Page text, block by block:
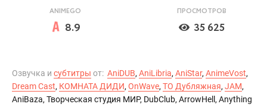
ANIMEGO
8.9
ПРОСМОТРОВ
35 625
Озвучка и субтитры от: AniDUB, AniLibria, AniStar, AnimeVost,
Dream Cast, КОМНАТА ДИДИ, OnWave, ТО Дубляжная, JAM,
AniBaza, Творческая студия МИР, DubClub, ArrowHell, Anything